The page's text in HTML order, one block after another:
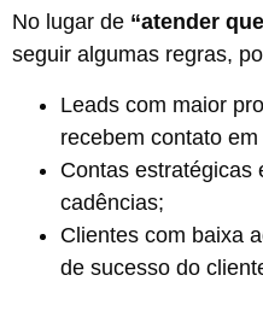
No lugar de “atender
seguir algumas regras,
Leads com maior
recebem contato
Contas estratégicas
cadências;
Clientes com baixa
de sucesso do